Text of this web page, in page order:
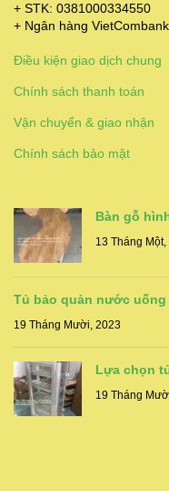
+ STK: 0381000334550
+ Ngân hàng
Điều kiện giao dịch chung
Chính sách thanh toán
Vận chuyển & giao nhận
Chính sách bảo mật
Bàn gỗ
13 Tháng
Tủ bảo quản nước uống
19 Tháng Mười, 2023
Lựa chọn
19 Tháng